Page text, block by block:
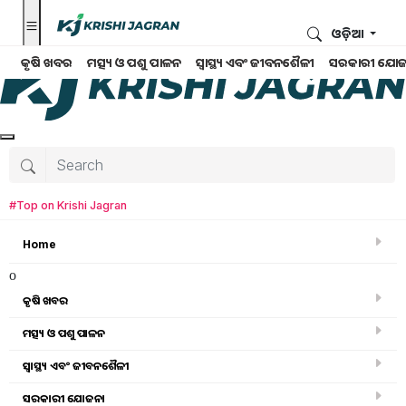
କୃଷି ଖବର ମତ୍ସ୍ୟ ଓ ପଶୁ ପାଳନ ସ୍ୱାସ୍ଥ୍ୟ ଏବଂ ଜୀବନଶୈଳୀ ସରକାରୀ
ଓଡ଼ିଆ
#Top on Krishi Jagran
Home
o
କୃଷି ଖବର
ମତ୍ସ୍ୟ ଓ ପଶୁ ପାଳନ
ସ୍ୱାସ୍ଥ୍ୟ ଏବଂ ଜୀବନଶୈଳୀ
ସରକାରୀ ଯୋଜନା